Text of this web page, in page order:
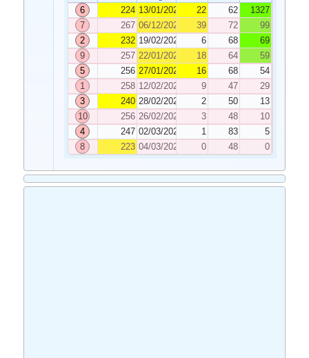
6
224 13/01/2024 22 62
1327
7
267 06/12/2023 39 72
99
2
232 19/02/2024 6 68
69
9
257 22/01/2024 18 64
59
5
256 27/01/2024 16 68
54
1
258 12/02/2024 9 47
29
3
240 28/02/2024 2 50
13
10
256 26/02/2024 3 48
10
4
247 02/03/2024 1 83
5
8
223 04/03/2024 0 48 0